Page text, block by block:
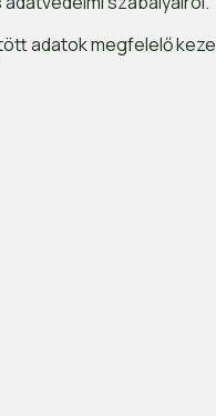
adatok megfelelő